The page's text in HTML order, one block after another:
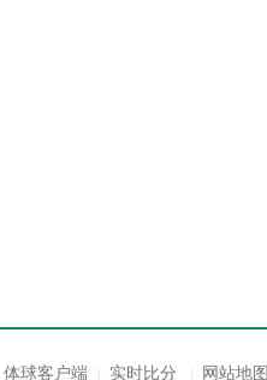
体球客户端 实时比分 网站地图